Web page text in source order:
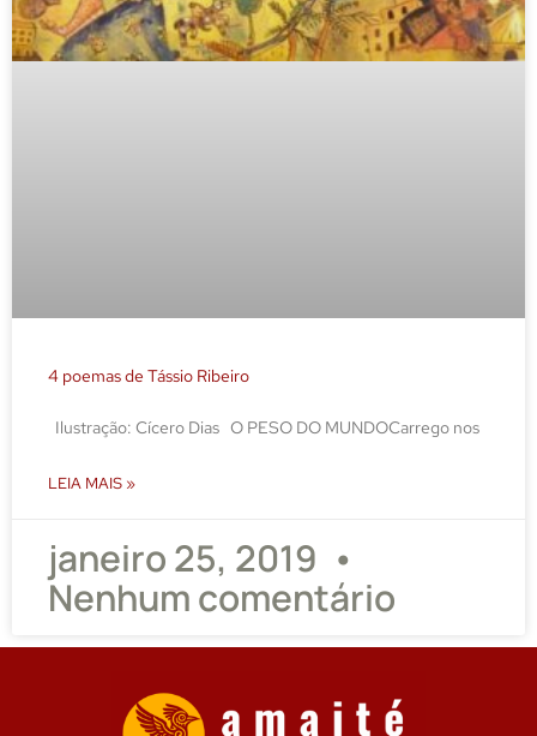
4 poemas de Tássio Ribeiro
Ilustração: Cícero Dias O PESO DO MUNDOCarrego nos
LEIA MAIS »
janeiro 25, 2019
Nenhum comentário